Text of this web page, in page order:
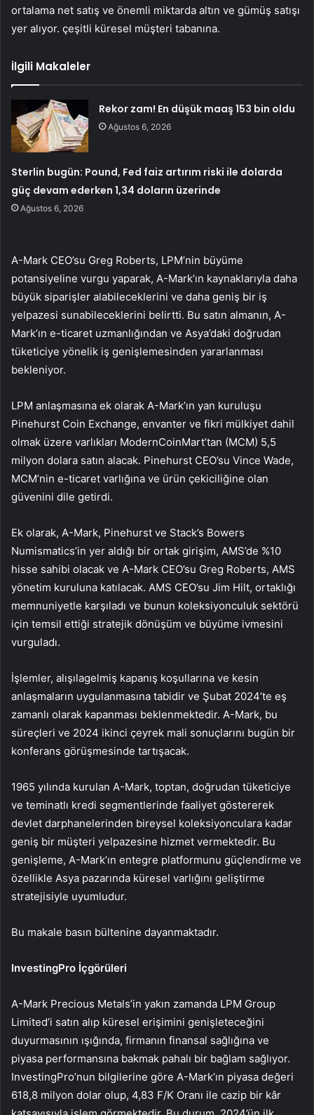
ortalama net satış ve önemli miktarda altın ve gümüş satışı
yer alıyor. çeşitli küresel müşteri tabanına.
İlgili Makaleler
Rekor zam! En düşük maaş 153 bin oldu
Ağustos 6, 2026
Sterlin bugün: Pound, Fed faiz artırım riski ile dolarda
güç devam ederken 1,34 doların üzerinde
Ağustos 6, 2026
A-Mark CEO’su Greg Roberts, LPM’nin büyüme
potansiyeline vurgu yaparak, A-Mark’ın kaynaklarıyla daha
büyük siparişler alabileceklerini ve daha geniş bir iş
yelpazesi sunabileceklerini belirtti. Bu satın almanın, A-
Mark’ın e-ticaret uzmanlığından ve Asya’daki doğrudan
tüketiciye yönelik iş genişlemesinden yararlanması
bekleniyor.
LPM anlaşmasına ek olarak A-Mark’ın yan kuruluşu
Pinehurst Coin Exchange, envanter ve fikri mülkiyet dahil
olmak üzere varlıkları ModernCoinMart’tan (MCM) 5,5
milyon dolara satın alacak. Pinehurst CEO’su Vince Wade,
MCM’nin e-ticaret varlığına ve ürün çekiciliğine olan
güvenini dile getirdi.
Ek olarak, A-Mark, Pinehurst ve Stack’s Bowers
Numismatics’in yer aldığı bir ortak girişim, AMS’de %10
hisse sahibi olacak ve A-Mark CEO’su Greg Roberts, AMS
yönetim kuruluna katılacak. AMS CEO’su Jim Hilt, ortaklığı
memnuniyetle karşıladı ve bunun koleksiyonculuk sektörü
için temsil ettiği stratejik dönüşüm ve büyüme ivmesini
vurguladı.
İşlemler, alışılagelmiş kapanış koşullarına ve kesin
anlaşmaların uygulanmasına tabidir ve Şubat 2024’te eş
zamanlı olarak kapanması beklenmektedir. A-Mark, bu
süreçleri ve 2024 ikinci çeyrek mali sonuçlarını bugün bir
konferans görüşmesinde tartışacak.
1965 yılında kurulan A-Mark, toptan, doğrudan tüketiciye
ve teminatlı kredi segmentlerinde faaliyet göstererek
devlet darphanelerinden bireysel koleksiyonculara kadar
geniş bir müşteri yelpazesine hizmet vermektedir. Bu
genişleme, A-Mark’ın entegre platformunu güçlendirme ve
özellikle Asya pazarında küresel varlığını geliştirme
stratejisiyle uyumludur.
Bu makale basın bültenine dayanmaktadır.
InvestingPro İçgörüleri
A-Mark Precious Metals’in yakın zamanda LPM Group
Limited’i satın alıp küresel erişimini genişleteceğini
duyurmasının ışığında, firmanın finansal sağlığına ve
piyasa performansına bakmak pahalı bir bağlam sağlıyor.
InvestingPro’nun bilgilerine göre A-Mark’ın piyasa değeri
618,8 milyon dolar olup, 4,83 F/K Oranı ile cazip bir kâr